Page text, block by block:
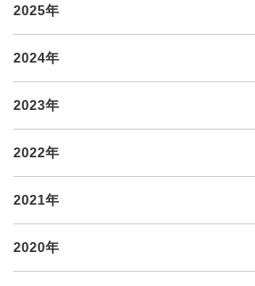
2025年
2024年
2023年
2022年
2021年
2020年